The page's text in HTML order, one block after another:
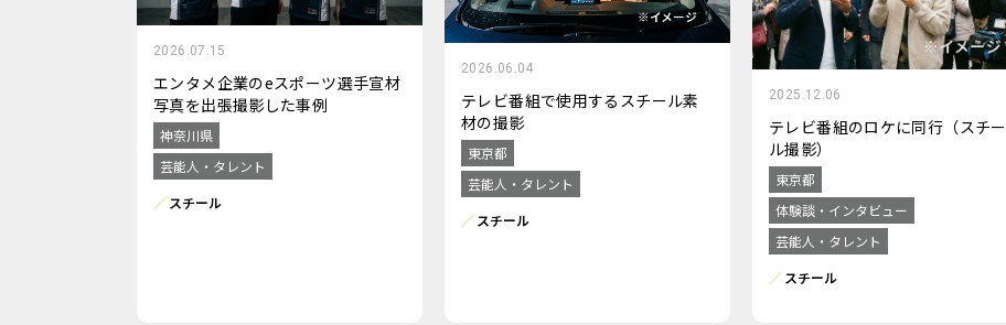
2026.07.15
エンタメ企業のeスポーツ選手宣材
写真を出張撮影した事例
神奈川県
芸能人・タレント
スチール
2026.06.04
テレビ番組で使用するスチール素
材の撮影
東京都
芸能人・タレント
スチール
2025.12.06
テレビ番組のロケに同行（スチー
ル撮影）
東京都
体験談・インタビュー
芸能人・タレント
スチール